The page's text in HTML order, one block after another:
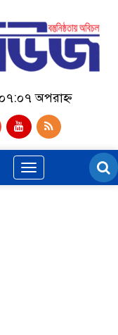
অপরাহ্ন
Toggle
navigation